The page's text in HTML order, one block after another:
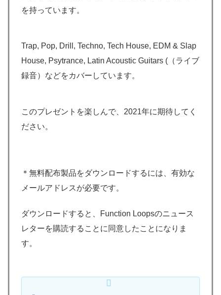
を持っています。
Trap, Pop, Drill, Techno, Tech House, EDM & Slap
House, Psytrance, Latin Acoustic Guitars (（ライブ
録音）などをカバーしています。
このプレゼントを楽しんで、2021年に期待してく
ださい。
＊無料配布製品をダウンロードするには、有効な
メールアドレスが必要です。
ダウンロードすると、Function Loopsのニュース
レターを購読することに同意したことになりま
す。